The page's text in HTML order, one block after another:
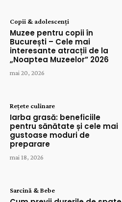
Copii & adolescenți
Muzee pentru copii în
București – Cele mai
interesante atracții de la
„Noaptea Muzeelor” 2026
mai 20, 2026
Rețete culinare
Iarba grasă: beneficiile
pentru sănătate și cele mai
gustoase moduri de
preparare
mai 18, 2026
Sarcină & Bebe